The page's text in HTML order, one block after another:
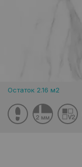
Остаток 2.16 м2